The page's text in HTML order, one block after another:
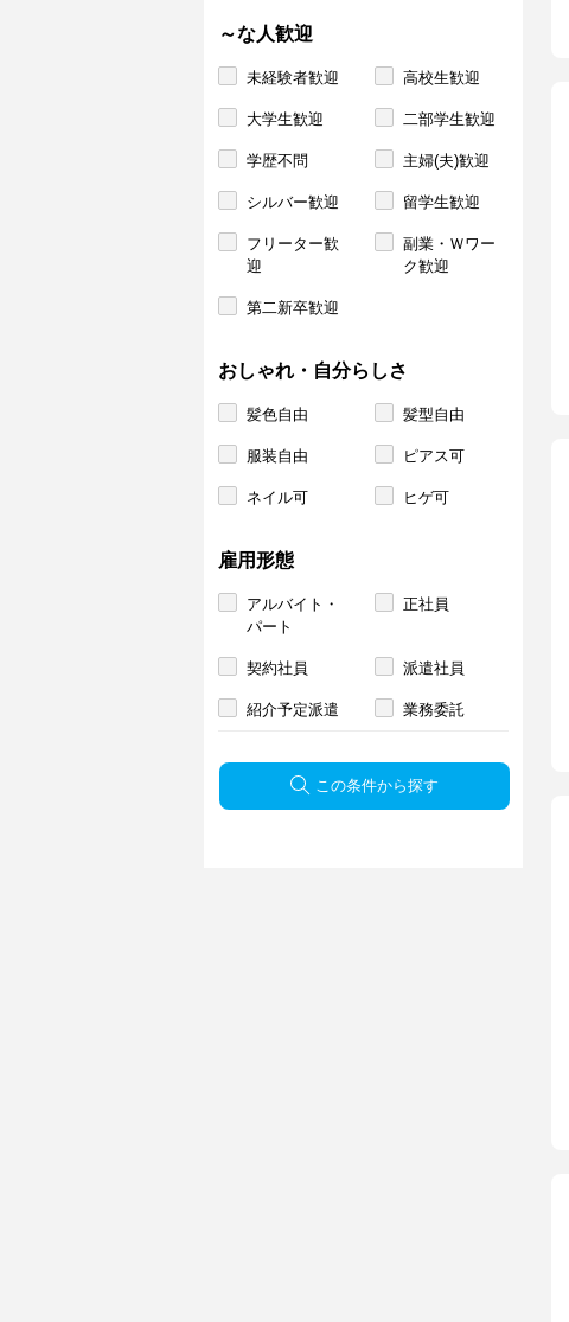
～な人歓迎
未経験者歓迎 高校生歓迎
大学生歓迎 二部学生歓迎
学歴不問 主婦(夫)歓迎
シルバー歓迎 留学生歓迎
フリーター歓
迎
副業・Ｗワー
ク歓迎
第二新卒歓迎
おしゃれ・自分らしさ
髪色自由 髪型自由
服装自由 ピアス可
ネイル可 ヒゲ可
雇用形態
アルバイト・
パート
正社員
契約社員 派遣社員
紹介予定派遣 業務委託
この条件から探す